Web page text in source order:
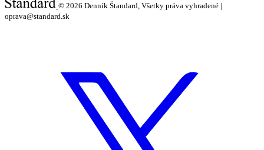
© 2026 Denník Štandard, Všetky práva vyhradené |
oprava@standard.sk